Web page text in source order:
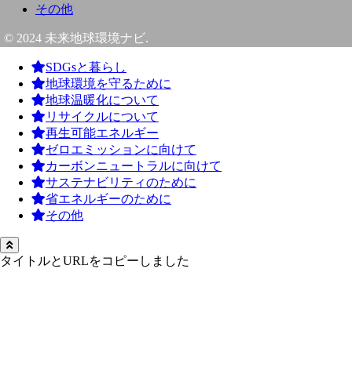
その他
© 2024 未来地球環境ナビ.
SDGsと暮らし
地球環境を守るために
地球温暖化について
リサイクルについて
再生可能エネルギー
ゼロエミッションに向けて
カーボンニュートラルに向けて
サステナビリティのために
省エネルギーのために
その他
タイトルとURLをコピーしました